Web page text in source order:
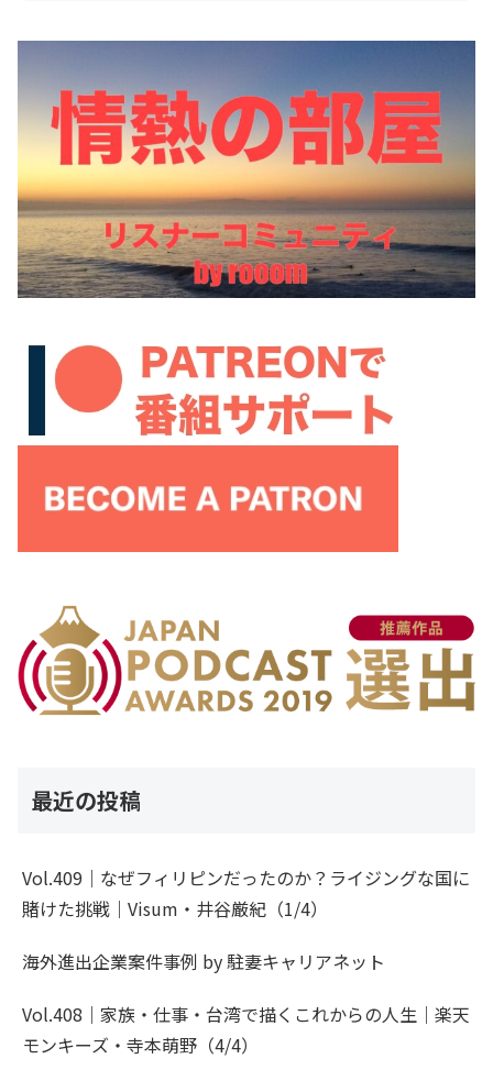
最近の投稿
Vol.409｜なぜフィリピンだったのか？ライジングな国に
賭けた挑戦｜Visum・井谷厳紀（1/4）
海外進出企業案件事例 by 駐妻キャリアネット
Vol.408｜家族・仕事・台湾で描くこれからの人生｜楽天
モンキーズ・寺本萌野（4/4）